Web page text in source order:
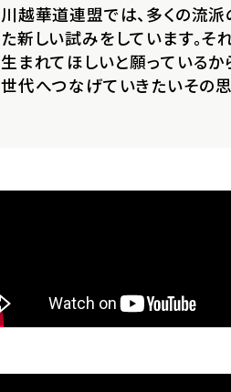
川越華道連盟では、多くの流
た新しい試みをしています。
生まれてほしいと願っているか
世代へつなげていきたい――その